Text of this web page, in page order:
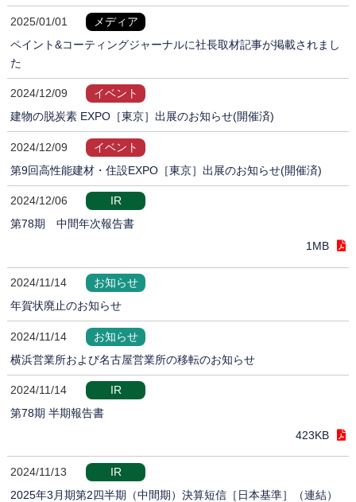
2025/01/01
メディア
ペイント&コーティングジャーナルに社長取材記事が掲載されまし
た
2024/12/09
イベント
建物の脱炭素 EXPO［東京］出展のお知らせ(開催済)
2024/12/09
イベント
第9回高性能建材・住設EXPO［東京］出展のお知らせ(開催済)
2024/12/06
IR
第78期 中間年次報告書
1MB
2024/11/14
お知らせ
年賀状廃止のお知らせ
2024/11/14
お知らせ
横浜営業所および名古屋営業所の移転のお知らせ
2024/11/14
IR
第78期 半期報告書
423KB
2024/11/13
IR
2025年3月期第2四半期（中間期）決算短信［日本基準］（連結）